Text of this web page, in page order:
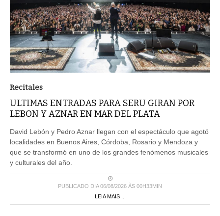
Recitales
ULTIMAS ENTRADAS PARA SERU GIRAN POR
LEBON Y AZNAR EN MAR DEL PLATA
David Lebón y Pedro Aznar llegan con el espectáculo que agotó
localidades en Buenos Aires, Córdoba, Rosario y Mendoza y
que se transformó en uno de los grandes fenómenos musicales
y culturales del año.
PUBLICADO DIA 06/08/2026 ÀS 00H33MIN
LEIA MAIS ...